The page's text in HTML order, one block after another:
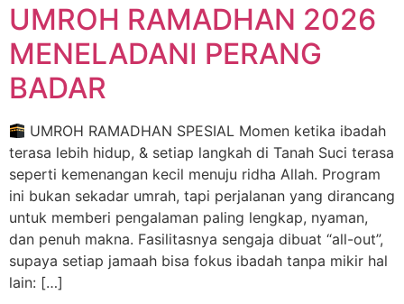
UMROH RAMADHAN 2026
MENELADANI PERANG
BADAR
UMROH RAMADHAN SPESIAL Momen ketika ibadah
terasa lebih hidup, & setiap langkah di Tanah Suci terasa
seperti kemenangan kecil menuju ridha Allah. Program
ini bukan sekadar umrah, tapi perjalanan yang dirancang
untuk memberi pengalaman paling lengkap, nyaman,
dan penuh makna. Fasilitasnya sengaja dibuat “all-out”,
supaya setiap jamaah bisa fokus ibadah tanpa mikir hal
lain: […]